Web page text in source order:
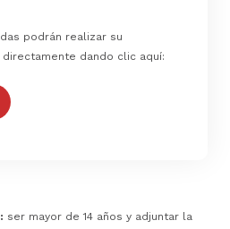
podrán realizar su
directamente dando clic aquí:
ser mayor de 14 años y adjuntar la